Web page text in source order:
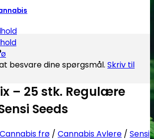
besvare dine spørgsmål. Skriv til
– 25 stk. Regulære
Seeds
Cannabis frø / Cannabis Avlere / Sensi